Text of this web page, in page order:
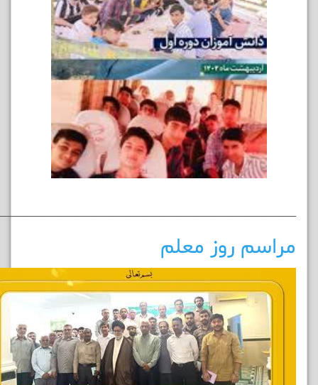
مراسم روز معلم